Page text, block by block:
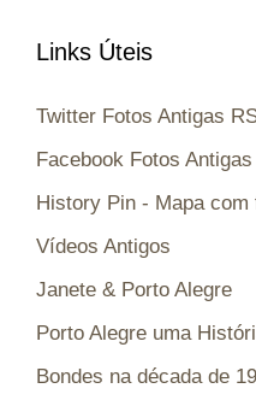
Links Úteis
Twitter Fotos Antigas
Facebook Fotos
History Pin - Mapa com
Vídeos Antigos
Janete & Porto Alegre
Porto Alegre uma
Bondes na década de